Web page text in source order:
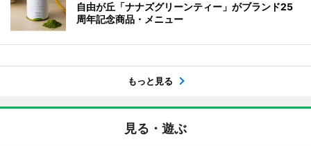
自由が丘「ナナズグリーンティー」がブランド25
周年記念商品・メニュー
もっと見る
見る・遊ぶ